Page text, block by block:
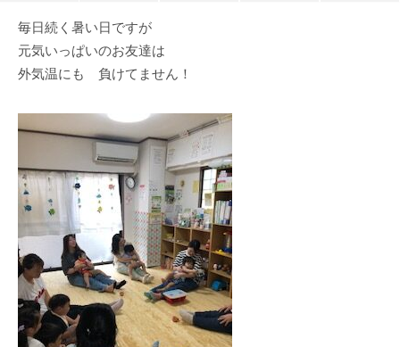
毎日続く暑い日ですが
元気いっぱいのお友達は
外気温にも 負けてません！